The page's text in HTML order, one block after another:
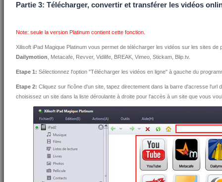
Partie 3: Télécharger, convertir et transférer les vidéos
Note: seule la version Platinum contient cette fonction.
Xilisoft iPad Magique Platinum vous permet de télécharger les vidéos sur les sites
Dailymotion , Metacafe, Revver, Vidilife, BREAK, Vimeo, Stickam, Blip.tv.
Etape 1: Sélectionnez l'option "Télécharger les vidéos en ligne" à gauche du
Etape 2: Cliquez sur l'icône d'un site, tapez directement dans la barre d'acresse l'url
choisissez un site dans la liste déroulante à droite pour l'accès à un site que vous